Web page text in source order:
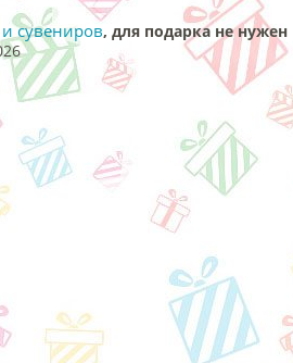
сувениров, для подарка не нужен